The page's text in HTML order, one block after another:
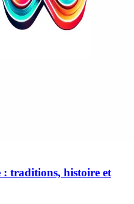
traditions, histoire et